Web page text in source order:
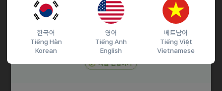
한국어
Tiếng Hàn
Korean
영어
Tiếng Anh
English
베트남어
Tiếng Việt
Vietnamese
[인프라기술(건설/Facility/전기)]
· 수질/배기 오염물질 저감 및 친환경 솔루션 개발
자격요건